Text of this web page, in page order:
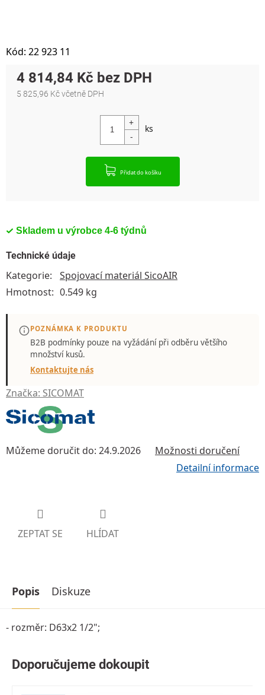
Skladem u výrobce 4-6 týdnů
Značka: SICOMAT
Můžeme doručit do: 24.9.2026 Možnosti doručení
4 814,84 Kč
5 825,96 Kč včetně DPH
Přidat do košíku
Detailní informace
ZEPTAT SE HLÍDAT
Kód: 22 923 11
Technické údaje
Kategorie:
Spojovací materiál SicoAIR
Hmotnost: 0.549 kg
POZNÁMKA K PRODUKTU
B2B podmínky pouze na vyžádánípři odběru většího
množství kusů.
Kontaktujte nás
Popis Diskuze
- rozměr: D63x2 1/2";